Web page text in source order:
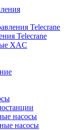
Telecrane
Telecrane
XAC
насосы
насосы